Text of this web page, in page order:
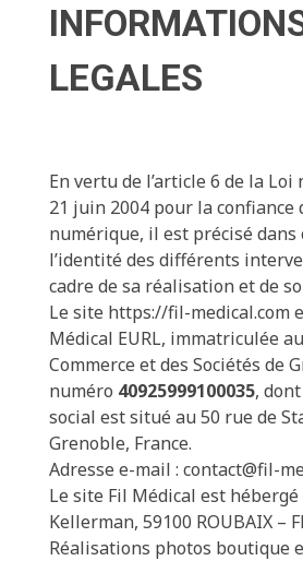
LEGALES
En vertu de l’article 6 de la Loi
21 juin 2004 pour la confiance
numérique, il est précisé dans
l’identité des différents
cadre de sa réalisation et de
Le site https://fil-medical.com
Médical EURL, immatriculée
Commerce et des Sociétés de
numéro 40925999100035,
social est situé au 50 rue de
Grenoble, France.
Adresse e-mail : contact@fil-
Le site Fil Médical est hébergé
Kellerman, 59100 ROUBAIX –
Réalisations photos boutique